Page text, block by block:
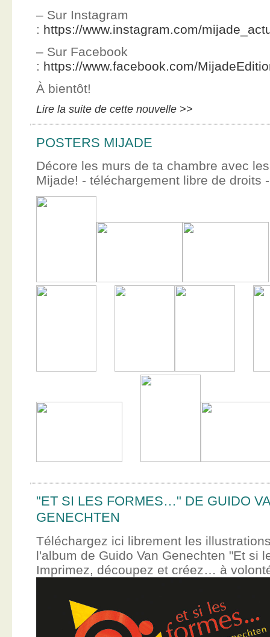
– Sur Instagram
: https://www.instagram.com/
– Sur Facebook
: https://www.facebook.com/
À bientôt!
Lire la suite de cette nouvelle >>
POSTERS MIJADE
Décore les murs de ta chambre avec
Mijade! - téléchargement libre de droits -
"ET SI LES FORMES…" DE GUIDO
GENECHTEN
Téléchargez ici librement les
l'album de Guido Van Genechten "Et si
Imprimez, découpez et créez… à